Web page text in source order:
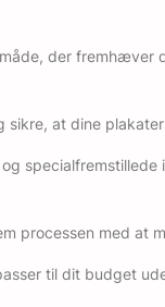
der fremhæver
at dine
specialfremstillede
processen med at
til dit budget